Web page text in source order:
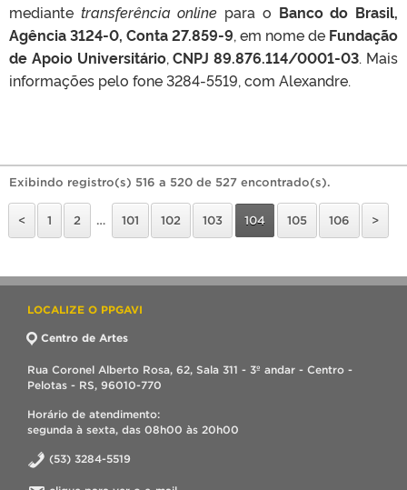
mediante transferência online para o Banco do Brasil,
Agência 3124-0, Conta 27.859-9, em nome de Fundação
de Apoio Universitário,CNPJ 89.876.114/0001-03. Mais
informações pelo fone 3284-5519, com Alexandre.
Exibindo registro(s) 516 a 520 de 527 encontrado(s).
< 1 2 … 101 102 103 104 105 106 >
LOCALIZE O PPGAVI
Centro de Artes
Rua Coronel Alberto Rosa, 62, Sala 311 - 3º andar - Centro -
Pelotas - RS, 96010-770
Horário de atendimento:
segunda à sexta, das 08h00 às 20h00
(53) 3284-5519